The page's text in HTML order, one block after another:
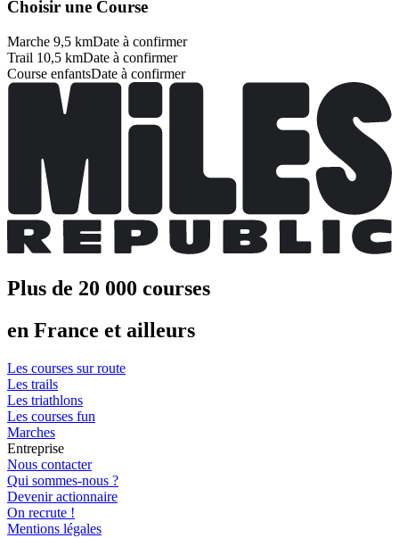
Choisir une Course
Marche 9,5 kmDate à confirmer
Trail 10,5 kmDate à confirmer
Course enfantsDate à confirmer
Plus de 20 000 courses
en France et ailleurs
Les courses sur route
Les trails
Les triathlons
Les courses fun
Marches
Entreprise
Nous contacter
Qui sommes-nous ?
Devenir actionnaire
On recrute !
Mentions légales